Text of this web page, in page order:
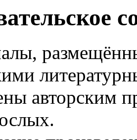
авторским